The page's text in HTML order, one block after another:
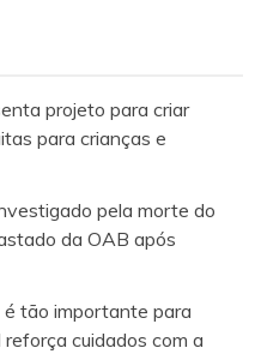
projeto para criar
para crianças e
pela morte do
da OAB após
é tão importante para
cuidados com a